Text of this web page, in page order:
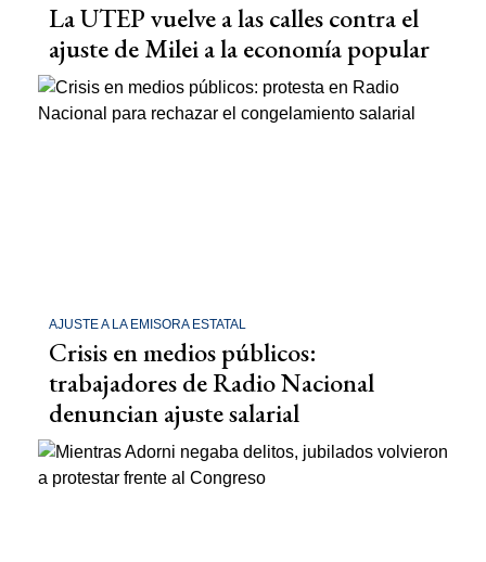
La UTEP vuelve a las calles contra el
ajuste de Milei a la economía popular
AJUSTE A LA EMISORA ESTATAL
Crisis en medios públicos:
trabajadores de Radio Nacional
denuncian ajuste salarial